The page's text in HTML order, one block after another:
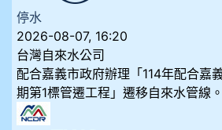
停水
2026-08-07, 16:20
台灣自來水公司
配合嘉義市政府辦理「114年配合嘉
期第1標管遷工程」遷移自來水管線。